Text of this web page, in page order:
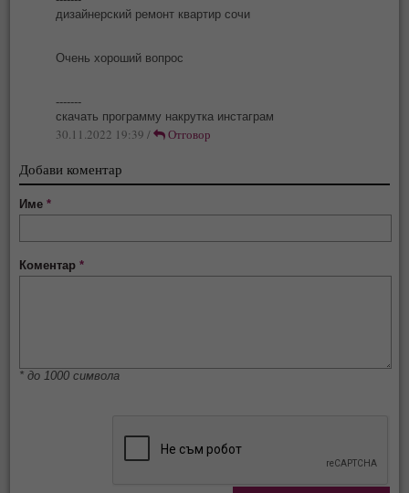
дизайнерский ремонт квартир сочи
Очень хороший вопрос
-------
скачать программу накрутка инстаграм
30.11.2022 19:39 / Отговор
Добави коментар
Име*
Коментар*
* до 1000 символа